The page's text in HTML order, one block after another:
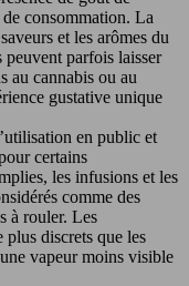
consommation. La
et les arômes du
peuvent parfois laisser
au cannabis ou au
gustative unique
en public et
certains
les infusions et les
comme des
à rouler. Les
plus discrets que les
vapeur moins visible